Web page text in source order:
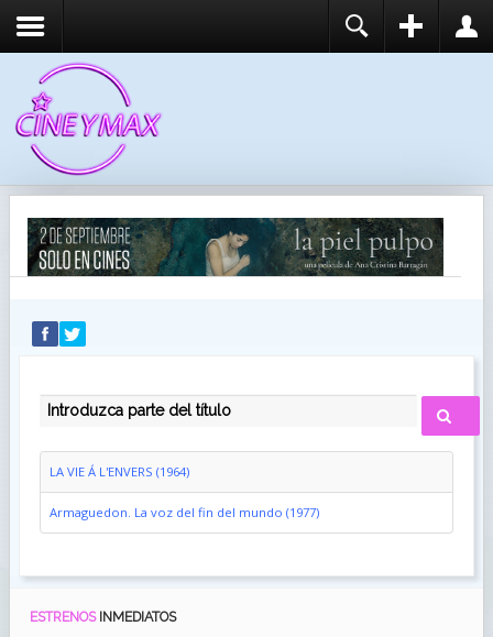
RECUÉRDEME
IDENTIFICARSE
INTRODUZCA PARTE DEL TÍTULO
LA VIE Á L'ENVERS (1964)
Armaguedon. La voz del fin del mundo (1977)
ESTRENOS INMEDIATOS